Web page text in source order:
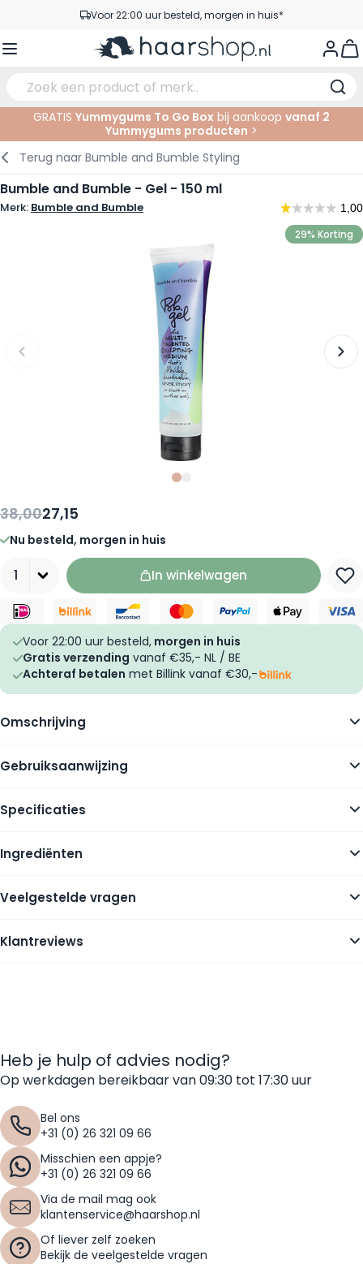
Ga naar de inhoudVoor 22:00 uur besteld, morgen in huis*
Gratis verzending vanaf €35,-
Verzorging
Haarstyling
Haarkleuringen
Gezichtsverzorging
Lichaamsverzorging
Tanning
Wenkbrauwen
Ogen
Lippen
Nagelproducten
Nagel Accessoires
Haarproducten
Scheerproducten
Baardproducten
Elektrisch
Scheren
Knipbenodigdheden
In de Salon
Knippen
Kleuren
GRATIS Yummygums To Go Box bij aankoop vanaf 2
Yummygums producten >
Terug naar Bumble and Bumble Styling
Bumble and Bumble - Gel - 150 ml
Merk: Bumble and Bumble
29% Korting
Slide
38,0027,15
Nu besteld, morgen in huis
In winkelwagen
Voor 22:00 uur besteld, morgen in huis
Gratis verzending vanaf €35,- NL / BE
Achteraf betalen met Billink vanaf €30,-
Omschrijving
Gebruiksaanwijzing
Specificaties
Ingrediënten
Veelgestelde vragen
Klantreviews
Heb je hulp of advies nodig?
Op werkdagen bereikbaar van 09:30 tot 17:30 uur
Bel ons
+31 (0) 26 321 09 66
Misschien een appje?
+31 (0) 26 321 09 66
Via de mail mag ook
klantenservice@haarshop.nl
Of liever zelf zoeken
Bekijk de veelgestelde vragen